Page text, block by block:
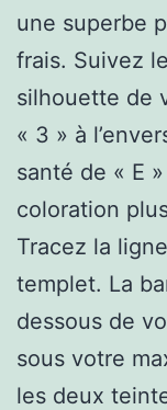
une superbe
frais. Suivez
silhouette de
« 3 » à
santé de « E
coloration
Tracez la
templet. La
dessous de
sous votre
les deux